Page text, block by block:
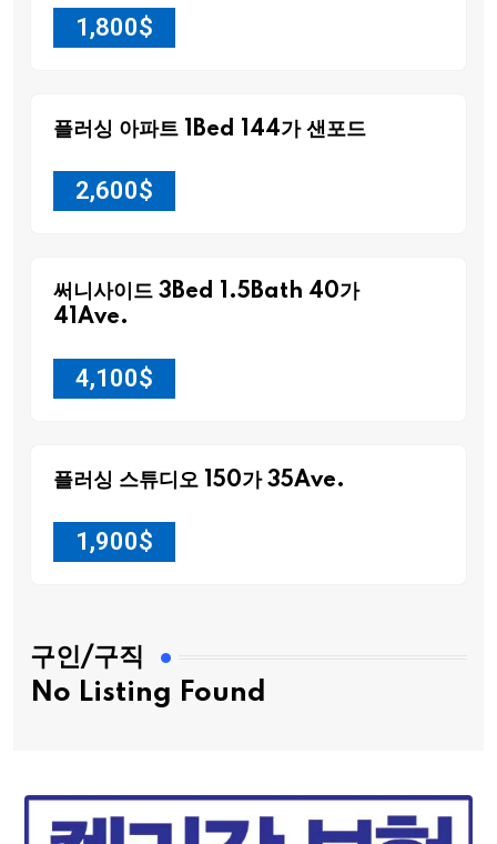
1,800$
플러싱 아파트 1Bed 144가 샌포드
2,600$
써니사이드 3Bed 1.5Bath 40가
41Ave.
4,100$
플러싱 스튜디오 150가 35Ave.
1,900$
구인/구직
No Listing Found